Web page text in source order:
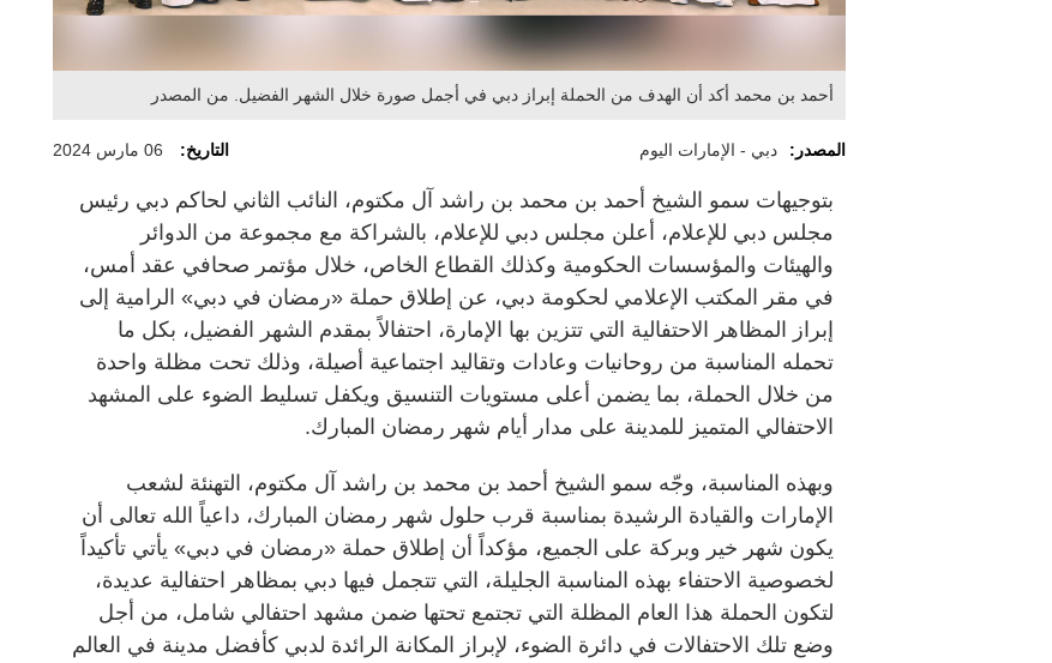
أحمد بن محمد أكد أن الهدف من الحملة إبراز دبي في أجمل صورة خلال الشهر الفضيل. من المصدر
المصدر: دبي - الإمارات اليوم التاريخ: 06 مارس 2024
بتوجيهات سمو الشيخ أحمد بن محمد بن راشد آل مكتوم، النائب الثاني لحاكم دبي رئيس
مجلس دبي للإعلام، أعلن مجلس دبي للإعلام، بالشراكة مع مجموعة من الدوائر
والهيئات والمؤسسات الحكومية وكذلك القطاع الخاص، خلال مؤتمر صحافي عقد أمس،
في مقر المكتب الإعلامي لحكومة دبي، عن إطلاق حملة «رمضان في دبي» الرامية إلى
إبراز المظاهر الاحتفالية التي تتزين بها الإمارة، احتفالاً بمقدم الشهر الفضيل، بكل ما
تحمله المناسبة من روحانيات وعادات وتقاليد اجتماعية أصيلة، وذلك تحت مظلة واحدة
من خلال الحملة، بما يضمن أعلى مستويات التنسيق ويكفل تسليط الضوء على المشهد
الاحتفالي المتميز للمدينة على مدار أيام شهر رمضان المبارك.
وبهذه المناسبة، وجّه سمو الشيخ أحمد بن محمد بن راشد آل مكتوم، التهنئة لشعب
الإمارات والقيادة الرشيدة بمناسبة قرب حلول شهر رمضان المبارك، داعياً الله تعالى أن
يكون شهر خير وبركة على الجميع، مؤكداً أن إطلاق حملة «رمضان في دبي» يأتي تأكيداً
لخصوصية الاحتفاء بهذه المناسبة الجليلة، التي تتجمل فيها دبي بمظاهر احتفالية عديدة،
لتكون الحملة هذا العام المظلة التي تجتمع تحتها ضمن مشهد احتفالي شامل، من أجل
وضع تلك الاحتفالات في دائرة الضوء، لإبراز المكانة الرائدة لدبي كأفضل مدينة في العالم